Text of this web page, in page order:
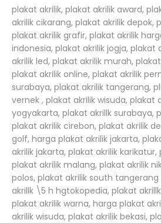
plakat akrilik, plakat akrilik award,
akrilik cikarang, plakat akrilik depok,
plakat akrilik grafir, plakat akrilik
indonesia, plakat akrilik jogja, plakat
akrilik led, plakat akrilik murah,
plakat akrilik online, plakat akrilik
surabaya, plakat akrilik tangerang,
vernek , plakat akrilik wisuda, plakat
yogyakarta, plakat akrillk surabaya,
plakat akrilik cirebon, plakat akrilik
golf, harga plakat akrilik jakarta,
akrilik jakarta, plakat akrilik karikatur,
plakat akrilik malang, plakat akrilik
polos, plakat akrilik south
akrillk \5 h hgtokopedia, plakat
plakat akrilik warna, harga plakat
akrilik wisuda, plakat akrilik bekasi,